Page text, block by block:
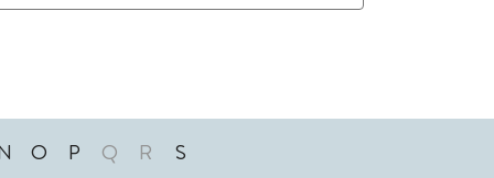
O P Q R S